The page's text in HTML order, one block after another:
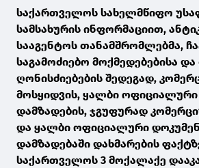
საქართველოს სახელმწიფო
სამსახურის ინფორმაციით,
სააგენტოს თანამშრომლებმა,
საგამოძიებო მოქმედებებისა
ღონისძიებების შედეგად,
მოსყიდვის, ყალბი
დამზადების, ჯგუფურად
და ყალბი ოფიციალური
დამზადებაში დახმარების
საქართველოს 3 მოქალაქე